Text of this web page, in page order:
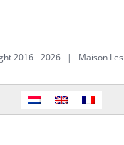
2016 -2026 | Maison Les